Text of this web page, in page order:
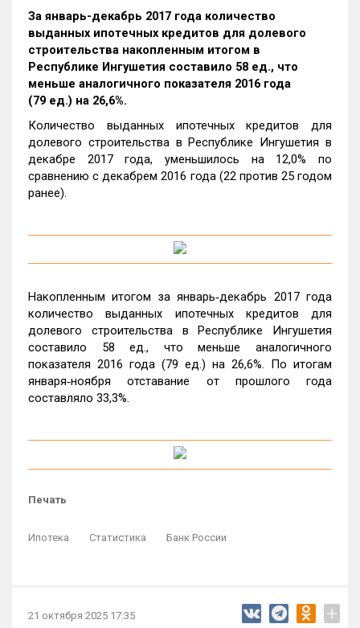
За январь-декабрь 2017 года количество
выданных ипотечных кредитов для долевого
строительства накопленным итогом в
Республике Ингушетия составило 58 ед., что
меньше аналогичного показателя 2016 года
(79 ед.) на 26,6%.
Количество выданных ипотечных кредитов для
долевого строительства в Республике Ингушетия в
декабре 2017 года, уменьшилось на 12,0% по
сравнению с декабрем 2016 года (22 против 25 годом
ранее).
Накопленным итогом за январь‑декабрь 2017 года
количество выданных ипотечных кредитов для
долевого строительства в Республике Ингушетия
составило 58 ед., что меньше аналогичного
показателя 2016 года (79 ед.) на 26,6%. По итогам
января‑ноября отставание от прошлого года
составляло 33,3%.
Печать
Ипотека Статистика Банк России
21 октября 2025 17:35 +